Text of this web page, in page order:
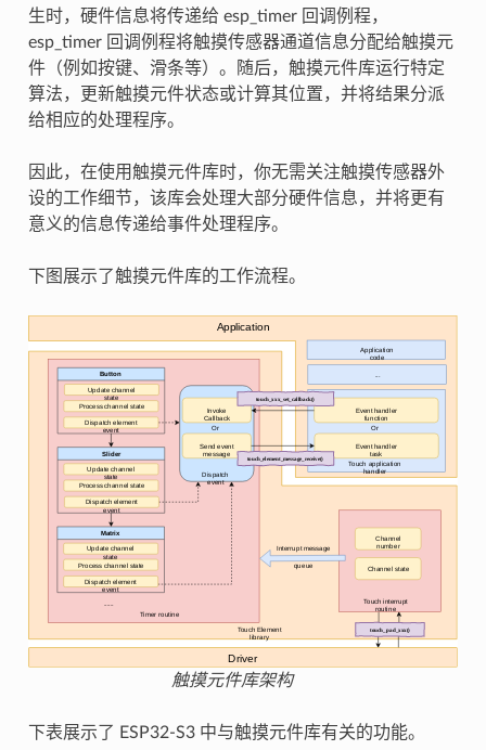
生时，硬件信息将传递给 esp_timer 回调例程，
esp_timer 回调例程将触摸传感器通道信息分配给触摸元
件（例如按键、滑条等）。随后，触摸元件库运行特定
算法，更新触摸元件状态或计算其位置，并将结果分派
给相应的处理程序。
因此，在使用触摸元件库时，你无需关注触摸传感器外
设的工作细节，该库会处理大部分硬件信息，并将更有
意义的信息传递给事件处理程序。
下图展示了触摸元件库的工作流程。
触摸元件库架构
下表展示了 ESP32-S3 中与触摸元件库有关的功能。